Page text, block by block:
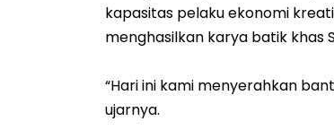
kapasitas pelaku ekonomi
menghasilkan karya batik khas
“Hari ini kami menyerahkan
ujarnya.